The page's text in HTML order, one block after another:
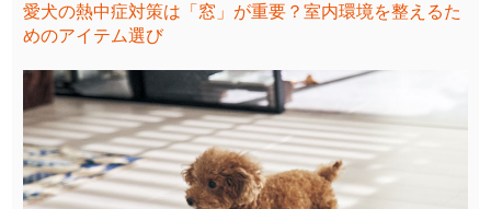
愛犬の熱中症対策は「窓」が重要？室内環境を整えるた
めのアイテム選び